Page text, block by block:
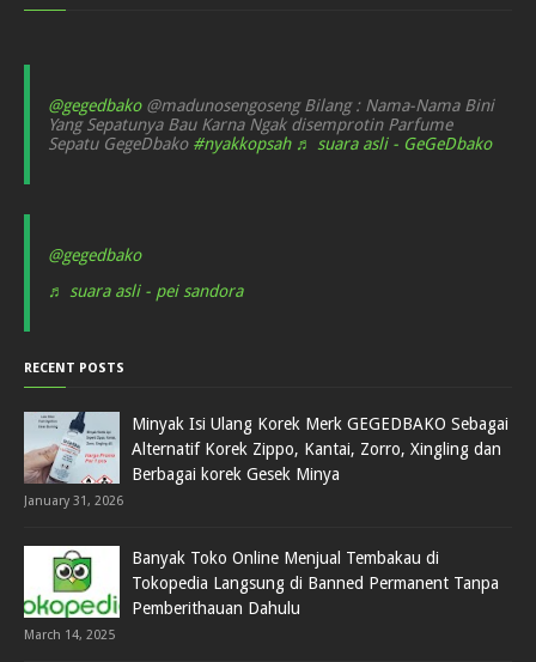
@gegedbako@madunosengoseng Bilang : Nama-Nama Bini
Yang Sepatunya Bau Karna Ngak disemprotin Parfume
Sepatu GegeDbako #nyakkopsah ♬ suara asli - GeGeDbako
@gegedbako
♬ suara asli - pei sandora
RECENT POSTS
Minyak Isi Ulang Korek Merk GEGEDBAKO Sebagai
Alternatif Korek Zippo, Kantai, Zorro, Xingling dan
Berbagai korek Gesek Minya
January 31, 2026
Banyak Toko Online Menjual Tembakau di
Tokopedia Langsung di Banned Permanent Tanpa
Pemberithauan Dahulu
March 14, 2025